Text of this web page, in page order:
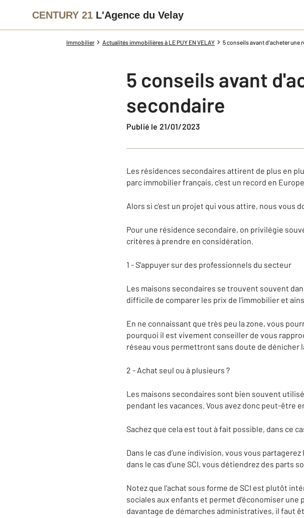
CENTURY 21 L'Agence du Velay
Immobilier Actualités immobilières à LE PUY EN VELAY 5 conseils avant d'acheter une
5 conseils avant
secondaire
Publié le 21/01/2023
Les résidences secondaires attirent de plus en
parc immobilier français, c'est un record en
Alors si c'est un projet qui vous attire, nous vous
Pour une résidence secondaire, on privilégie
critères à prendre en considération.
1 - S'appuyer sur des professionnels du secteur
Les maisons secondaires se trouvent souvent
difficile de comparer les prix de l’immobilier et
En ne connaissant que très peu la zone, vous
pourquoi il est vivement conseiller de vous
réseau vous permettront sans doute de dénicher
2 - Achat seul ou à plusieurs ?
Les maisons secondaires sont bien souvent
pendant les vacances. Vous avez donc peut-être
Sachez que cela est tout à fait possible, dans ce
Dans le cas d’une indivision, vous vous
dans le cas d’une SCI, vous détiendrez des parts
Notez que l’achat sous forme de SCI est plutôt
sociales aux enfants et permet d’économiser
davantage de démarches administratives, il faut